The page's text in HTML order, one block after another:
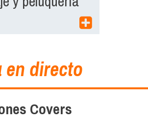
en directo
Covers